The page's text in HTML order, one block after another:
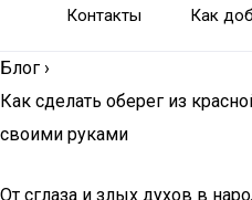
Контакты Как
Блог ›
Как сделать оберег из
своими руками
От сглаза и злых духов в